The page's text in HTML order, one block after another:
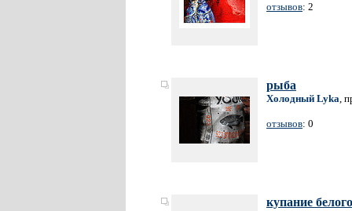
отзывов: 2
рыба
Холодный Lyka,
отзывов: 0
купание